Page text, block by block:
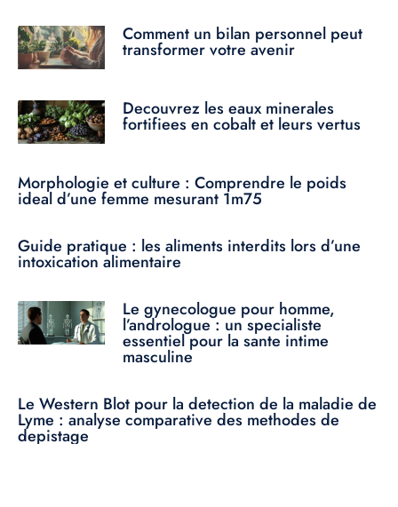
Comment un bilan personnel peut
transformer votre avenir
Decouvrez les eaux minerales
fortifiees en cobalt et leurs vertus
Morphologie et culture : Comprendre le poids
ideal d’une femme mesurant 1m75
Guide pratique : les aliments interdits lors d’une
intoxication alimentaire
Le gynecologue pour homme,
l’andrologue : un specialiste
essentiel pour la sante intime
masculine
Le Western Blot pour la detection de la maladie de
Lyme : analyse comparative des methodes de
depistage